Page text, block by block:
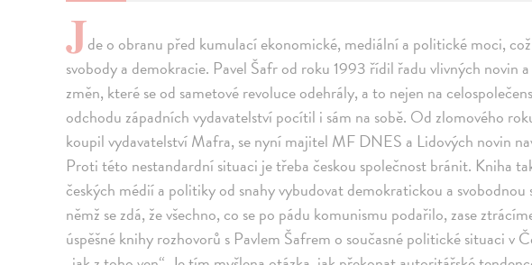
Jde o obranu před kumulací ekonomické, mediální a politické moci,
svobody a demokracie. Pavel Šafr od roku 1993 řídil řadu vlivných novin
změn, které se od sametové revoluce odehrály, a to nejen na
odchodu západních vydavatelství pocítil i sám na sobě. Od zlomového
koupil vydavatelství Mafra, se nyní majitel MF DNES a Lidových novin
Proti této nestandardní situaci je třeba českou společnost bránit. Kniha
českých médií a politiky od snahy vybudovat demokratickou a svobodnou
němž se zdá, že všechno, co se po pádu komunismu podařilo, zase
úspěšné knihy rozhovorů s Pavlem Šafrem o současné politické situaci v